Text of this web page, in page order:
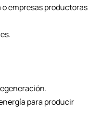
empresas productoras
para producir